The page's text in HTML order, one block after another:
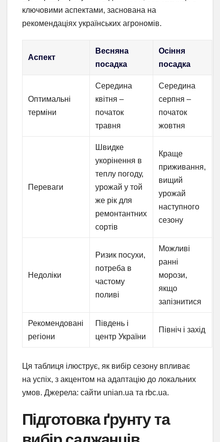
ключовими аспектами, заснована на
рекомендаціях українських агрономів.
Аспект
Весняна
посадка
Осіння
посадка
Оптимальні
терміни
Середина
квітня –
початок
травня
Середина
серпня –
початок
жовтня
Переваги
Швидке
укорінення в
теплу погоду,
урожай у той
же рік для
ремонтантних
сортів
Краще
приживання,
вищий
урожай
наступного
сезону
Недоліки
Ризик посухи,
потреба в
частому
поливі
Можливі
ранні
морози,
якщо
запізнитися
Рекомендовані
регіони
Південь і
центр України
Північ і захід
Ця таблиця ілюструє, як вибір сезону впливає
на успіх, з акцентом на адаптацію до локальних
умов. Джерела: сайти unian.ua та rbc.ua.
Підготовка ґрунту та